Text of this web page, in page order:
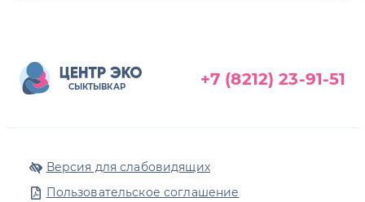
СЫКТЫВКАР +7 (8212) 23-91-51
Версия для слабовидящих
Пользовательское соглашение